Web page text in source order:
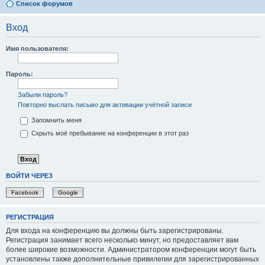
Список форумов
Вход
Имя пользователя:
Пароль:
Забыли пароль?
Повторно выслать письмо для активации учётной записи
Запомнить меня
Скрыть моё пребывание на конференции в этот раз
ВОЙТИ ЧЕРЕЗ
Facebook Google
РЕГИСТРАЦИЯ
Для входа на конференцию вы должны быть зарегистрированы.
Регистрация занимает всего несколько минут, но предоставляет вам
более широкие возможности. Администратором конференции могут быть
установлены также дополнительные привилегии для зарегистрированных